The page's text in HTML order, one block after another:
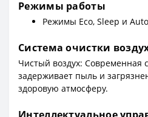
Режимы работы
Режимы Eco, Sleep и
Система очистки
Чистый воздух: Современная
задерживает пыль и
здоровую атмосферу.
Интеллектуальное